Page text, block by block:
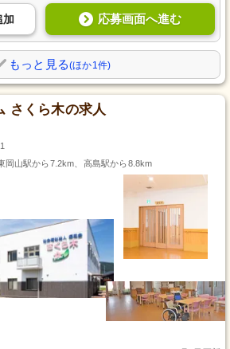
加 応募画面へ進む
もっと見る(ほか1件)
さくら木の求人
岡山駅から7.2km、高島駅から8.8km